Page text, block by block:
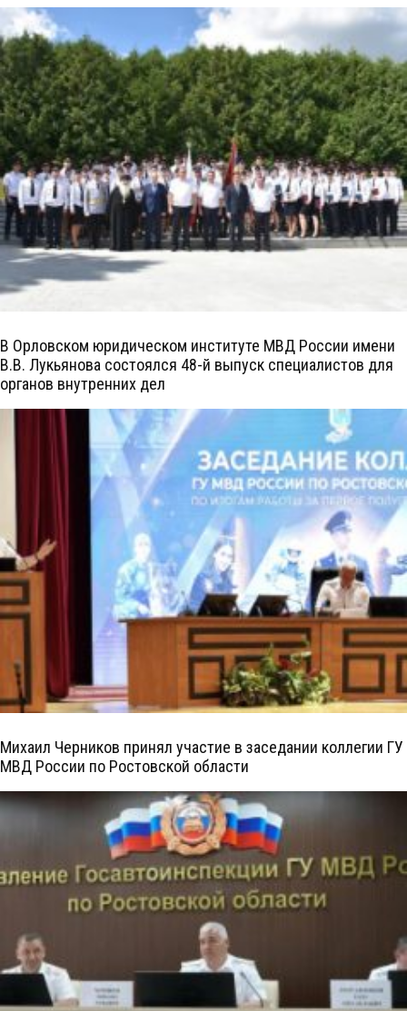
В Орловском юридическом институте МВД России имени
В.В. Лукьянова состоялся 48-й выпуск специалистов для
органов внутренних дел
Михаил Черников принял участие в заседании коллегии ГУ
МВД России по Ростовской области